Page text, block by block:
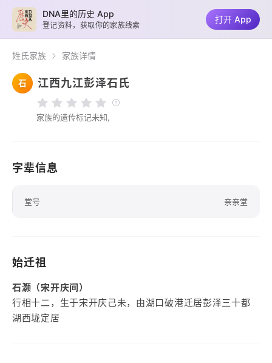
姓氏家族 家族详情
石 江西九江彭泽石氏
家族的遗传标记未知,
字辈信息
堂号 亲亲堂
始迁祖
石灏（宋开庆间）
行相十二，生于宋开庆己未，由湖口破港迁居彭泽三十都
湖西垅定居
DNA里的历史 App
登记资料，获取你的家族线索
打开 App